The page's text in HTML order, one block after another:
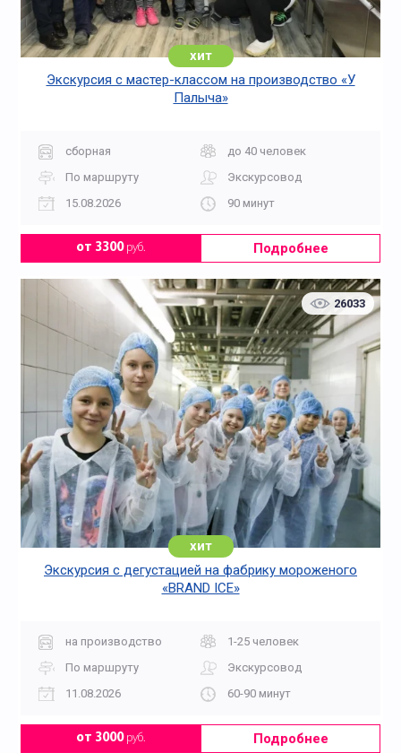
хит
Экскурсия с мастер-классом на производство «У
Палыча»
сборная
до 40 человек
По маршруту
Экскурсовод
15.08.2026
90 минут
от 3300руб. Подробнее
26033
хит
Экскурсия с дегустацией на фабрику мороженого
«BRAND ICE»
на производство
1-25 человек
По маршруту
Экскурсовод
11.08.2026
60-90 минут
от 3000руб. Подробнее